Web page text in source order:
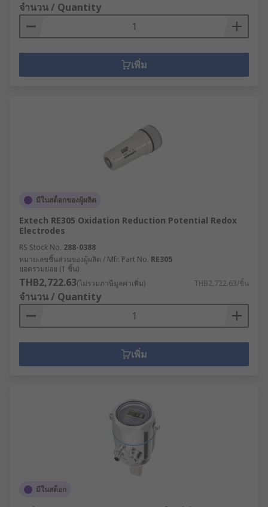
จำนวน / Quantity
เพิ่ม
มีในสต็อกของผู้ผลิต
Extech RE305 Oxidation Reduction Potential Redox
Electrodes
RS Stock No. 288-0388
หมายเลขชิ้นส่วนของผู้ผลิต / Mfr. Part No. RE305
ยอดรวมย่อย (1 ชิ้น)
THB2,722.63(ไม่รวมภาษีมูลค่าเพิ่ม) THB2,722.63/ชิ้น
จำนวน / Quantity
เพิ่ม
มีในสต็อก